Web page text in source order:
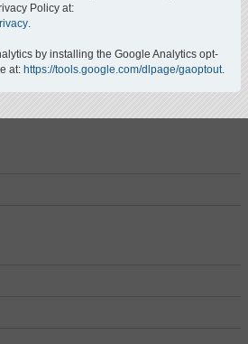
Policy at:
.
by installing the Google Analytics opt-
at: https://tools.google.com/dlpage/gaoptout.